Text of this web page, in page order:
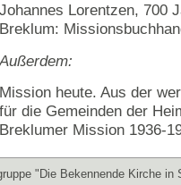
Johannes Lorentzen, 700
Breklum:
Außerdem:
Mission heute. Aus der
für die Gemeinden der
Breklumer Mission 1936-
"Die Bekennende Kirche in